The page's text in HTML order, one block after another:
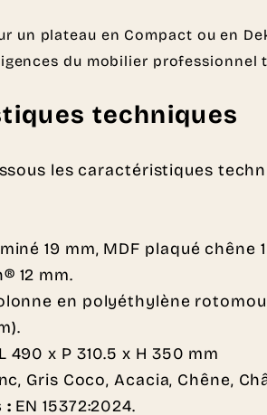
un plateau en Compact ou en
du mobilier professionnel
techniques
les caractéristiques
19 mm, MDF plaqué chêne
12 mm.
en polyéthylène
L 490 x P 310.5 x H 350 mm
Gris Coco, Acacia, Chêne,
: EN 15372:2024.